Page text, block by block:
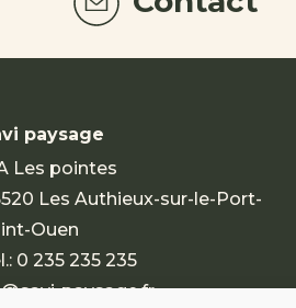
paysage
Les pointes
Les Authieux-sur-le-Port-
Ouen
0 235 235 235
paysage.fr